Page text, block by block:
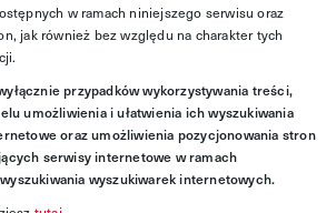
w ramach niniejszego serwisu oraz
jak również bez względu na charakter tych
przypadków wykorzystywania treści,
umożliwienia i ułatwienia ich wyszukiwania
oraz umożliwienia pozycjonowania stron
serwisy internetowe w ramach
wyszukiwarek internetowych.